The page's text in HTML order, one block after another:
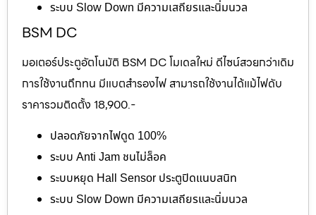
ระบบ Slow Down มีความเสถียรและนิ่มนวล
BSM DC
มอเตอร์ประตูอัตโนมัติ BSM DC โมเดลใหม่ ดีไซน์สวยกว่าเดิม
การใช้งานถึกทน มีแบตสำรองไฟ สามารถใช้งานได้แม้ไฟดับ
ราคารวมติดตั้ง 18,900.-
ปลอดภัยจากไฟดูด 100%
ระบบ Anti Jam ชนไม่ล็อค
ระบบหยุด Hall Sensor ประตูปิดแนบสนิท
ระบบ Slow Down มีความเสถียรและนิ่มนวล